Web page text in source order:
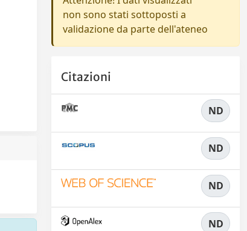
non sono stati sottoposti a
validazione da parte dell'ateneo
Citazioni
ND
ND
ND
ND